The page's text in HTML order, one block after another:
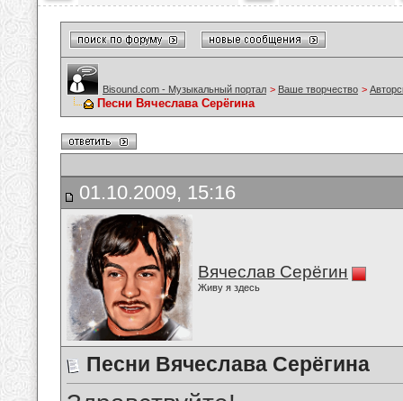
Bisound.com - Музыкальный портал > Ваше творчество >
Песни Вячеслава Серёгина
01.10.2009, 15:16
Вячеслав Серёгин
Живу я здесь
Песни Вячеслава Серёгина